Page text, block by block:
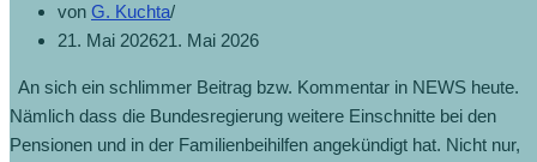
von G. Kuchta
21. Mai 202621. Mai 2026
An sich ein schlimmer Beitrag bzw. Kommentar in NEWS heute.
Nämlich dass die Bundesregierung weitere Einschnitte bei den
Pensionen und in der Familienbeihilfen angekündigt hat. Nicht nur,